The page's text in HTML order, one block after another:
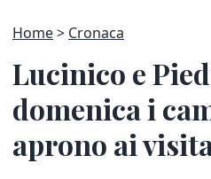
Home Cronaca
Lucinico e
domenica i
aprono ai